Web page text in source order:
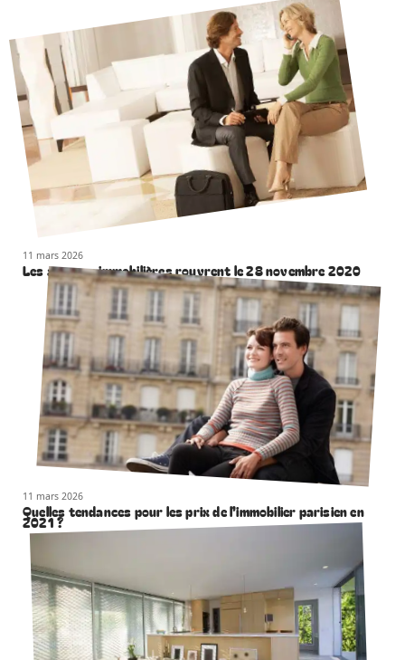
11 mars 2026
Les agences immobilières rouvrent le 28 novembre 2020
11 mars 2026
Quelles tendances pour les prix de l’immobilier parisien en
2021 ?